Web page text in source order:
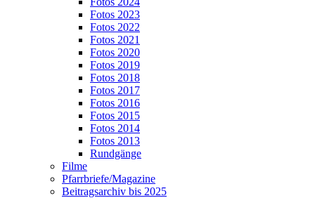
Fotos 2023
Fotos 2022
Fotos 2021
Fotos 2020
Fotos 2019
Fotos 2018
Fotos 2017
Fotos 2016
Fotos 2015
Fotos 2014
Fotos 2013
Rundgänge
Filme
Pfarrbriefe/Magazine
Beitragsarchiv bis 2025